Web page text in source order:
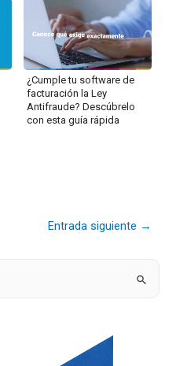
¿Cumple tu software de
facturación la Ley
Antifraude? Descúbrelo
con esta guía rápida
Entrada siguiente →